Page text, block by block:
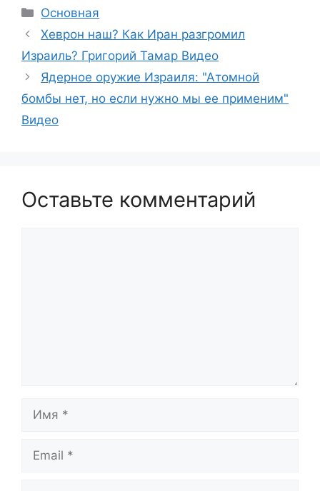
Рубрики
Основная
Хеврон наш? Как Иран разгромил
Израиль? Григорий Тамар Видео
Ядерное оружие Израиля: "Атомной
бомбы нет, но если нужно мы ее применим"
Видео
Оставьте комментарий